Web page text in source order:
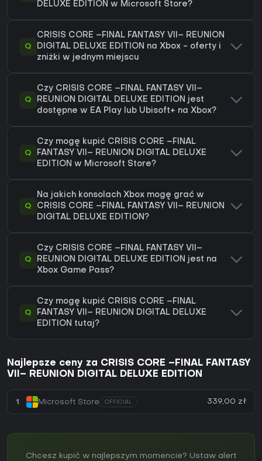
DELUXE EDITION w Microsoft Store?
Q
CRISIS CORE –FINAL FANTASY VII– REUNION
DIGITAL DELUXE EDITION na Xbox - oferty i
zniżki w jednym miejscu
Q
Czy CRISIS CORE –FINAL FANTASY VII–
REUNION DIGITAL DELUXE EDITION jest
dostępne w EA Play lub Ubisoft+ na Xbox?
Q
Czy mogę kupić CRISIS CORE –FINAL
FANTASY VII– REUNION DIGITAL DELUXE
EDITION w Microsoft Store?
Q
Na jakich konsolach Xbox mogę grać w
CRISIS CORE –FINAL FANTASY VII– REUNION
DIGITAL DELUXE EDITION?
Q
Czy CRISIS CORE –FINAL FANTASY VII–
REUNION DIGITAL DELUXE EDITION jest na
Xbox Game Pass?
Q
Czy mogę kupić CRISIS CORE –FINAL
FANTASY VII– REUNION DIGITAL DELUXE
EDITION tutaj?
Najlepsze ceny za CRISIS CORE –FINAL FANTASY
VII– REUNION DIGITAL DELUXE EDITION
1 Microsoft Store OFFICIAL 339,00 zł
Chcesz kupić w najlepszym momencie? Ustaw alert